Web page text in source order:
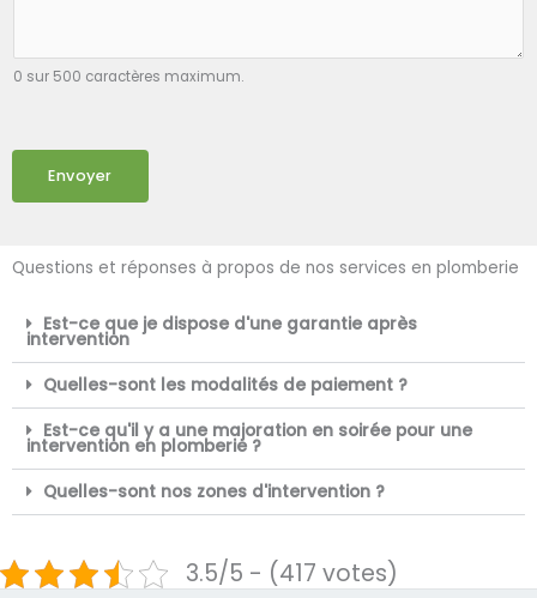
0 sur 500 caractères maximum.
Envoyer
Questions et réponses à propos de nos services en plomberie
Est-ce que je dispose d'une garantie après
intervention
Quelles-sont les modalités de paiement ?
Est-ce qu'il y a une majoration en soirée pour une
intervention en plomberie ?
Quelles-sont nos zones d'intervention ?
3.5/5 - (417 votes)